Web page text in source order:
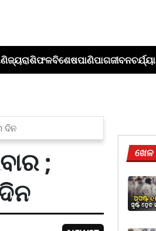
ରାଶିଫଳବିଶେଷପାଣିପାଗଜୀବନଚର୍ଯ୍ୟା
ଦିନ
;
ଖେଳ